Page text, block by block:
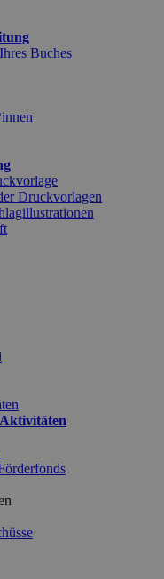
Buches
Druckvorlagen